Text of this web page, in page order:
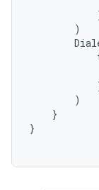
)
)
}
}